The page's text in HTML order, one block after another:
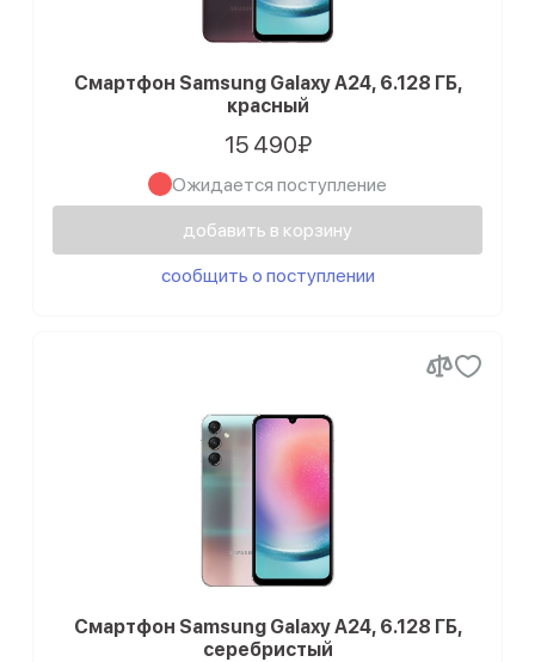
Смартфон Samsung Galaxy A24, 6.128 ГБ,
красный
15 490₽
Ожидается поступление
добавить в корзину
сообщить о поступлении
Смартфон Samsung Galaxy A24, 6.128 ГБ,
серебристый